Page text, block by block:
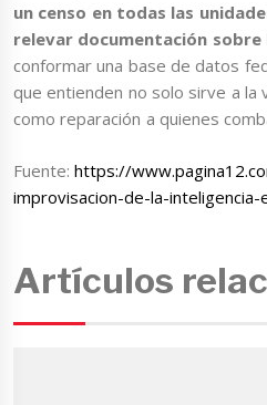
un censo en todas las
relevar documentación sobre
conformar una base de datos
que entienden no solo sirve a la
como reparación a quienes
Fuente:https://
improvisacion-de-la-inteligencia-
Artículos